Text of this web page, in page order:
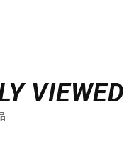
VIEWED